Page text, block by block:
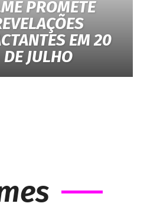
PROMETE
EM 20
DE JULHO